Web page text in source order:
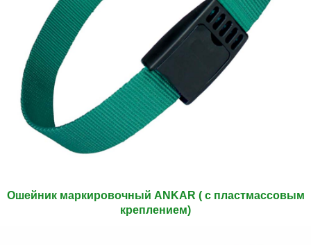
Ошейник маркировочный ANKAR ( с пластмассовым
креплением)